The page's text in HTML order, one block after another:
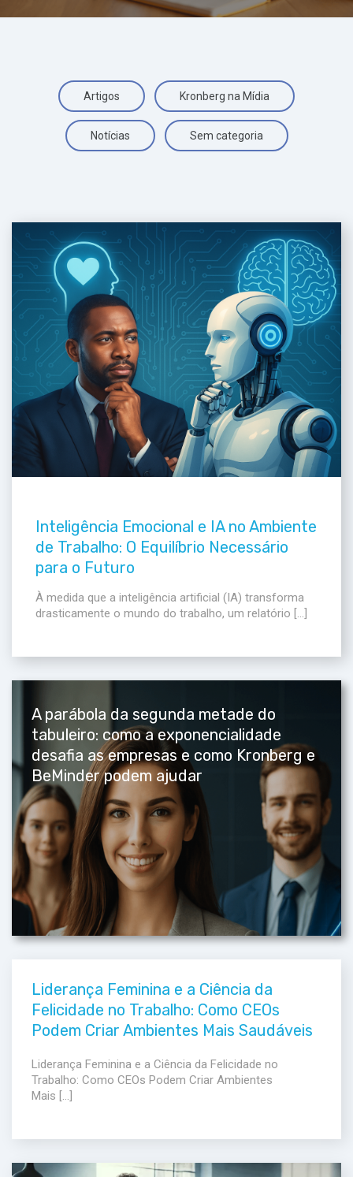
Artigos Kronberg na Mídia
Notícias Sem categoria
Inteligência Emocional e IA no Ambiente
de Trabalho: O Equilíbrio Necessário
para o Futuro
À medida que a inteligência artificial (IA) transforma
drasticamente o mundo do trabalho, um relatório […]
A parábola da segunda metade do
tabuleiro: como a exponencialidade
desafia as empresas e como Kronberg e
BeMinder podem ajudar
Liderança Feminina e a Ciência da
Felicidade no Trabalho: Como CEOs
Podem Criar Ambientes Mais Saudáveis
Liderança Feminina e a Ciência da Felicidade no
Trabalho: Como CEOs Podem Criar Ambientes
Mais […]